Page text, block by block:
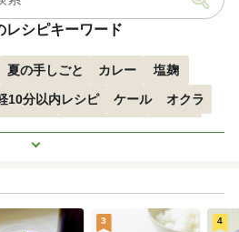
レシピキーワード
夏の手しごと カレー
塩麹
10分以内レシピ ケール
オクラ
もっと見る
3 4